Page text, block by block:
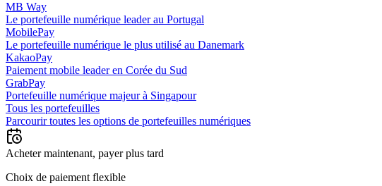
MB Way
Le portefeuille numérique leader au Portugal
MobilePay
Le portefeuille numérique le plus utilisé au Danemark
KakaoPay
Paiement mobile leader en Corée du Sud
GrabPay
Portefeuille numérique majeur à Singapour
Tous les portefeuilles
Parcourir toutes les options de portefeuilles numériques
Acheter maintenant, payer plus tard
Choix de paiement flexible